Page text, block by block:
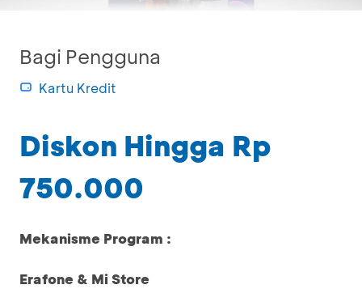
Bagi Pengguna
Kartu Kredit
Diskon Hingga Rp
750.000
Mekanisme Program :
Erafone & Mi Store